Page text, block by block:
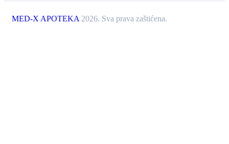
MED-X APOTEKA 2026. Sva prava zaštićena.